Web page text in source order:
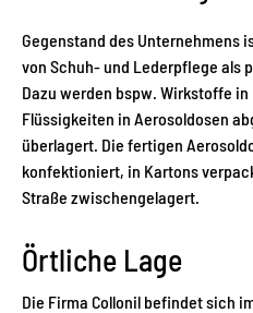
Gegenstand des Unternehmens
von Schuh- und Lederpflege als
Dazu werden bspw. Wirkstoffe
Flüssigkeiten in Aerosoldosen
überlagert. Die fertigen
konfektioniert, in Kartons
Straße zwischengelagert.
Örtliche Lage
Die Firma Collonil befindet sich